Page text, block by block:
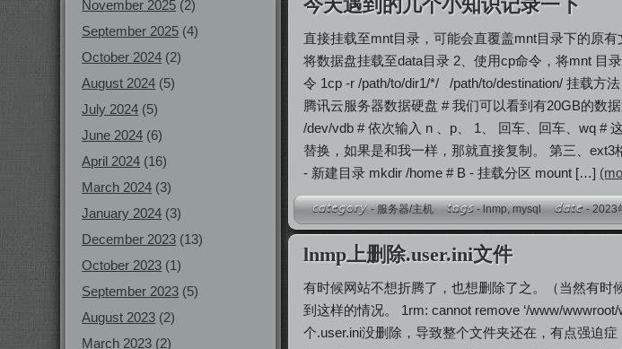
November 2025 (2)
September 2025 (4)
October 2024 (2)
August 2024 (5)
July 2024 (5)
June 2024 (6)
April 2024 (16)
March 2024 (3)
January 2024 (3)
December 2023 (13)
October 2023 (1)
September 2023 (5)
August 2023 (2)
March 2023 (2)
今天遇到的几个小知识记录一下
直接挂载至mnt目录，可能会直覆盖mnt目录下的原
将数据盘挂载至data目录 2、使用cp命令，将mnt 目
令 1cp -r /path/to/dir1/*/ /path/to/destination/ 挂载方
腾讯云服务器数据硬盘 # 我们可以看到有20GB的数
/dev/vdb # 依次输入 n 、p、 1、 回车、回车、wq #
替换，如果是和我一样，那就直接复制。 第三、
- 新建目录 mkdir /home # B - 挂载分区 mount […]
-服务器/主机 -lnmp,mysql -
lnmp上删除.user.ini文件
有时候网站不想折腾了，也想删除了之。（当然有时
到这样的情况。 1rm: cannot remove ‘/www/
个.user.ini没删除，导致整个文件夹还在，有点强迫